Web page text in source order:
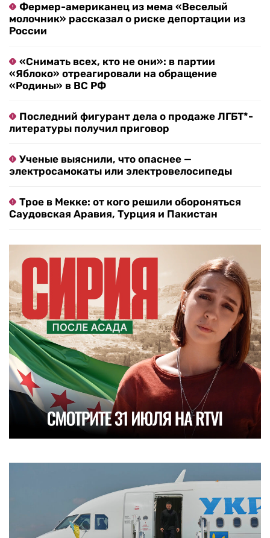
Фермер-американец из мема «Веселый
молочник» рассказал о риске депортации из
России
«Снимать всех, кто не они»: в партии
«Яблоко» отреагировали на обращение
«Родины» в ВС РФ
Последний фигурант дела о продаже ЛГБТ*-
литературы получил приговор
Ученые выяснили, что опаснее —
электросамокаты или электровелосипеды
Трое в Мекке: от кого решили обороняться
Саудовская Аравия, Турция и Пакистан